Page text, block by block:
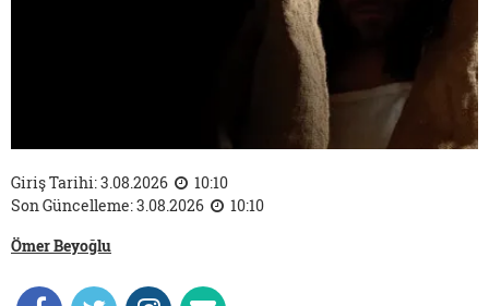
Giriş Tarihi: 3.08.2026
10:10
Son Güncelleme: 3.08.2026
10:10
Ömer Beyoğlu